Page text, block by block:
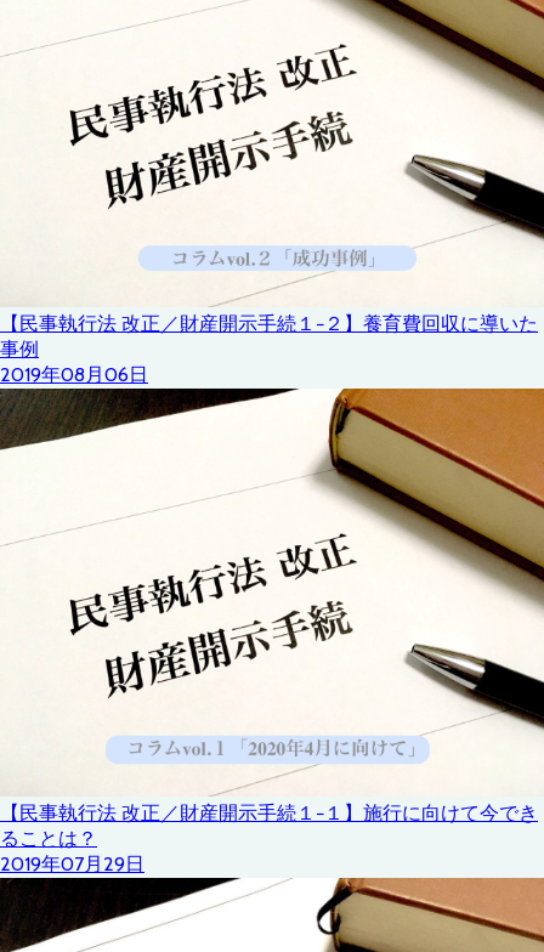
【民事執行法 改正／財産開示手続１−２】養育費回収に導いた
事例
2019年08月06日
【民事執行法 改正／財産開示手続１−１】施行に向けて今でき
ることは？
2019年07月29日